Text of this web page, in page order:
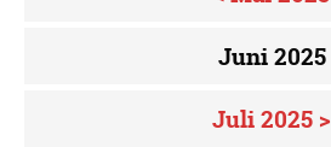
Juni 2025
Juli 2025 >